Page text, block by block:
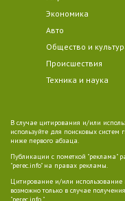
Экономика
Авто
Общество и
Происшествия
Техника и наука
В случае цитирования и/или
используйте для поисковых
ниже первого абзаца.
Публикации с пометкой "реклама"
"perec.info" на правах рекламы.
Цитирование и/или
возможно только в случае
"perec.info ".